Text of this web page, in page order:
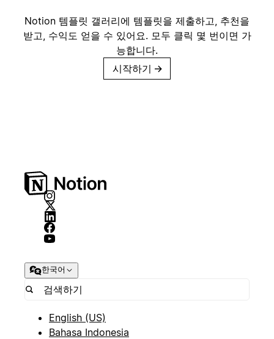
Notion 템플릿 갤러리에 템플릿을 제출하고, 추천을
받고, 수익도 얻을 수 있어요. 모두 클릭 몇 번이면 가
능합니다.
시작하기 →
한국어
English (US)
Bahasa Indonesia